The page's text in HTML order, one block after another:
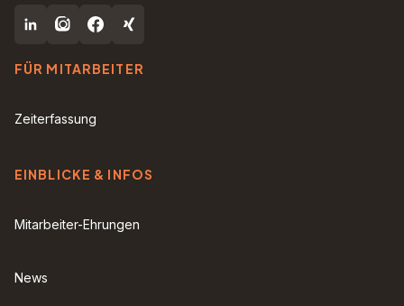
FÜR MITARBEITER
Zeiterfassung
EINBLICKE & INFOS
Mitarbeiter-Ehrungen
News